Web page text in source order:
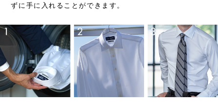
ずに手に入れることができます。